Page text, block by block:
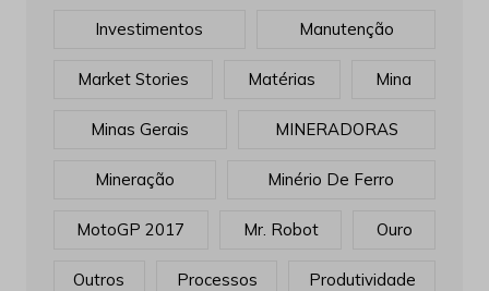
Investimentos Manutenção
Market Stories Matérias Mina
Minas Gerais MINERADORAS
Mineração Minério De Ferro
MotoGP 2017 Mr. Robot Ouro
Outros Processos Produtividade